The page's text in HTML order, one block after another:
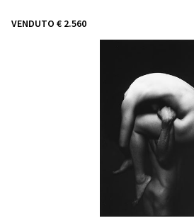
VENDUTO € 2.560